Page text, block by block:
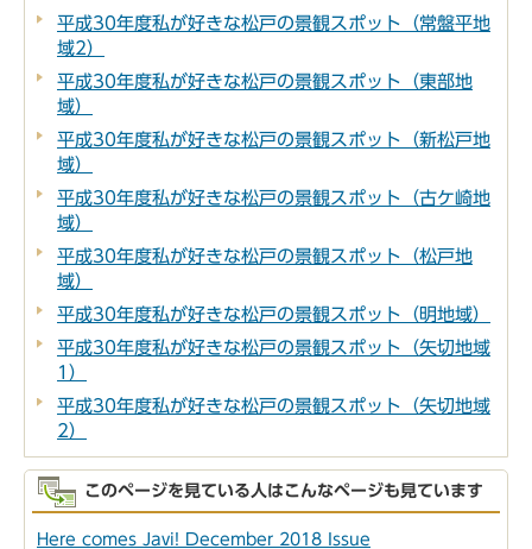
平成30年度私が好きな松戸の景観スポット（常盤平地
域2）
平成30年度私が好きな松戸の景観スポット（東部地
域）
平成30年度私が好きな松戸の景観スポット（新松戸地
域）
平成30年度私が好きな松戸の景観スポット（古ケ崎地
域）
平成30年度私が好きな松戸の景観スポット（松戸地
域）
平成30年度私が好きな松戸の景観スポット（明地域）
平成30年度私が好きな松戸の景観スポット（矢切地域
1）
平成30年度私が好きな松戸の景観スポット（矢切地域
2）
このページを見ている人はこんなページも見ています
Here comes Javi! December 2018 Issue